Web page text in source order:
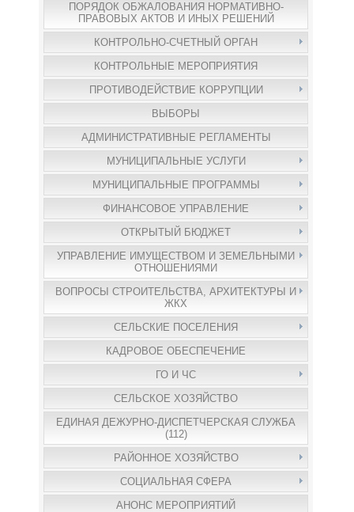
ПОРЯДОК ОБЖАЛОВАНИЯ НОРМАТИВНО-
ПРАВОВЫХ АКТОВ И ИНЫХ РЕШЕНИЙ
КОНТРОЛЬНО-СЧЕТНЫЙ ОРГАН
КОНТРОЛЬНЫЕ МЕРОПРИЯТИЯ
ПРОТИВОДЕЙСТВИЕ КОРРУПЦИИ
ВЫБОРЫ
АДМИНИСТРАТИВНЫЕ РЕГЛАМЕНТЫ
МУНИЦИПАЛЬНЫЕ УСЛУГИ
МУНИЦИПАЛЬНЫЕ ПРОГРАММЫ
ФИНАНСОВОЕ УПРАВЛЕНИЕ
ОТКРЫТЫЙ БЮДЖЕТ
УПРАВЛЕНИЕ ИМУЩЕСТВОМ И ЗЕМЕЛЬНЫМИ
ОТНОШЕНИЯМИ
ВОПРОСЫ СТРОИТЕЛЬСТВА, АРХИТЕКТУРЫ И
ЖКХ
СЕЛЬСКИЕ ПОСЕЛЕНИЯ
КАДРОВОЕ ОБЕСПЕЧЕНИЕ
ГО И ЧС
СЕЛЬСКОЕ ХОЗЯЙСТВО
ЕДИНАЯ ДЕЖУРНО-ДИСПЕТЧЕРСКАЯ СЛУЖБА
(112)
РАЙОННОЕ ХОЗЯЙСТВО
СОЦИАЛЬНАЯ СФЕРА
АНОНС МЕРОПРИЯТИЙ